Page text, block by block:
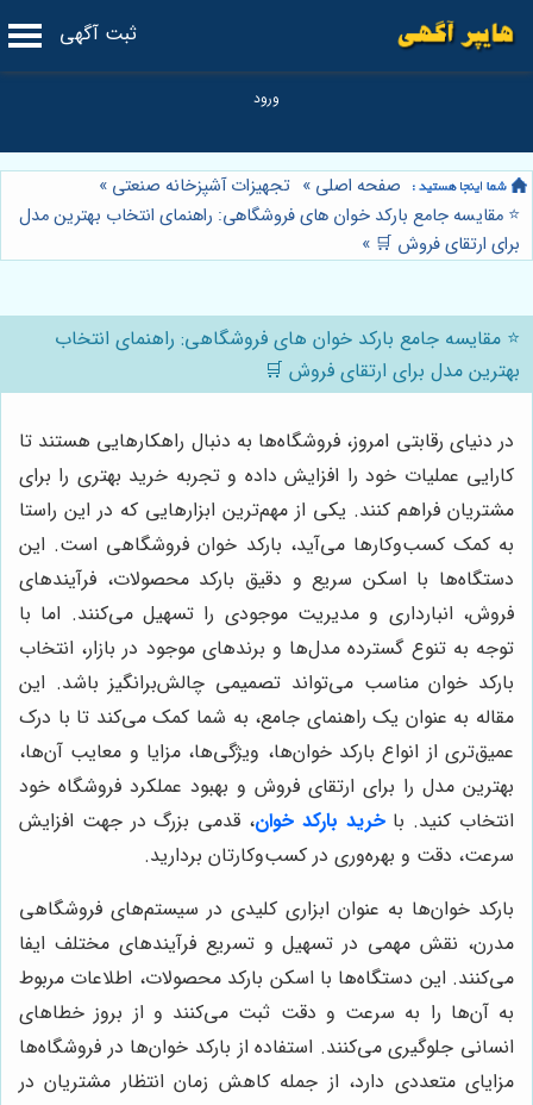
ثبت آگهی
صفحه اصلی » تجهیزات آشپزخانه صنعتی »
⭐️ مقایسه جامع بارکد خوان های فروشگاهی: راهنمای انتخاب بهترین مدل
برای ارتقای فروش 🛒 »
⭐️ مقایسه جامع بارکد خوان های فروشگاهی: راهنمای انتخاب
بهترین مدل برای ارتقای فروش 🛒
در دنیای رقابتی امروز، فروشگاه‌ها به دنبال راهکارهایی هستند تا
کارایی عملیات خود را افزایش داده و تجربه خرید بهتری را برای
مشتریان فراهم کنند. یکی از مهم‌ترین ابزارهایی که در این راستا
به کمک کسب‌وکارها می‌آید، بارکد خوان فروشگاهی است. این
دستگاه‌ها با اسکن سریع و دقیق بارکد محصولات، فرآیندهای
فروش، انبارداری و مدیریت موجودی را تسهیل می‌کنند. اما با
توجه به تنوع گسترده مدل‌ها و برندهای موجود در بازار، انتخاب
بارکد خوان مناسب می‌تواند تصمیمی چالش‌برانگیز باشد. این
مقاله به عنوان یک راهنمای جامع، به شما کمک می‌کند تا با درک
عمیق‌تری از انواع بارکد خوان‌ها، ویژگی‌ها، مزایا و معایب آن‌ها،
بهترین مدل را برای ارتقای فروش و بهبود عملکرد فروشگاه خود
انتخاب کنید. با خرید بارکد خوان، قدمی بزرگ در جهت افزایش
سرعت، دقت و بهره‌وری در کسب‌وکارتان بردارید.
بارکد خوان‌ها به عنوان ابزاری کلیدی در سیستم‌های فروشگاهی
مدرن، نقش مهمی در تسهیل و تسریع فرآیندهای مختلف ایفا
می‌کنند. این دستگاه‌ها با اسکن بارکد محصولات، اطلاعات مربوط
به آن‌ها را به سرعت و دقت ثبت می‌کنند و از بروز خطاهای
انسانی جلوگیری می‌کنند. استفاده از بارکد خوان‌ها در فروشگاه‌ها
مزایای متعددی دارد، از جمله کاهش زمان انتظار مشتریان در